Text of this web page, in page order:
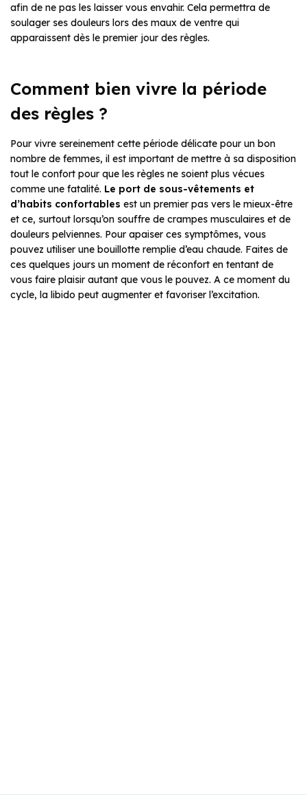
afin de ne pas les laisser vous envahir. Cela permettra de
soulager ses douleurs lors des maux de ventre qui
apparaissent dès le premier jour des règles.
Comment bien vivre la période
des règles ?
Pour vivre sereinement cette période délicate pour un bon
nombre de femmes, il est important de mettre à sa disposition
tout le confort pour que les règles ne soient plus vécues
comme une fatalité. Le port de sous-vêtements et
d’habits confortables est un premier pas vers le mieux-être
et ce, surtout lorsqu’on souffre de crampes musculaires et de
douleurs pelviennes. Pour apaiser ces symptômes, vous
pouvez utiliser une bouillotte remplie d’eau chaude. Faites de
ces quelques jours un moment de réconfort en tentant de
vous faire plaisir autant que vous le pouvez. A ce moment du
cycle, la libido peut augmenter et favoriser l’excitation.